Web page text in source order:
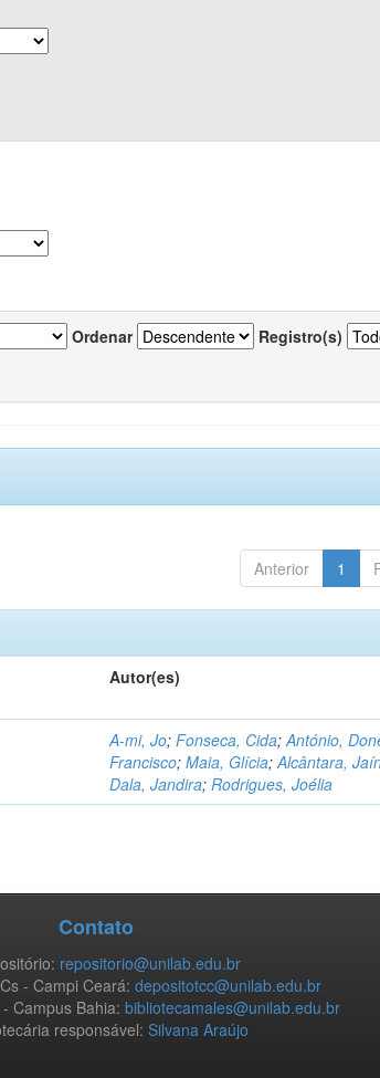
Ordenar Registro(s)
Anterior 1
Autor(es)
A-mi, Jo;Fonseca, Cida;António,
Francisco;Maia, Glícia;Alcântara,
Dala, Jandira;Rodrigues, Joélia
Contato
repositorio@unilab.edu.br
- Campi Ceará: depositotcc@unilab.edu.br
Campus Bahia: bibliotecamales@unilab.edu.br
responsável: Silvana Araújo